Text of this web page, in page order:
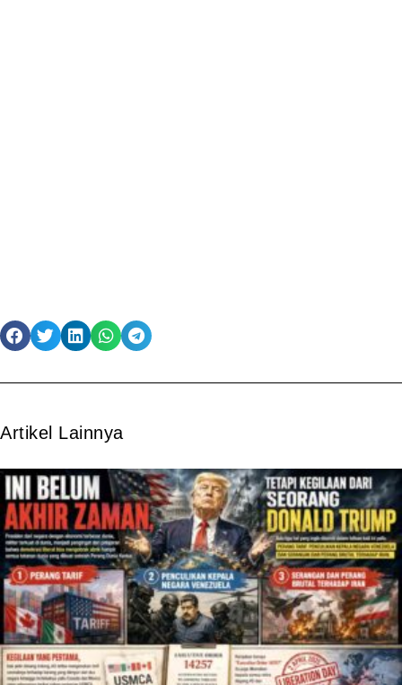
Artikel Lainnya